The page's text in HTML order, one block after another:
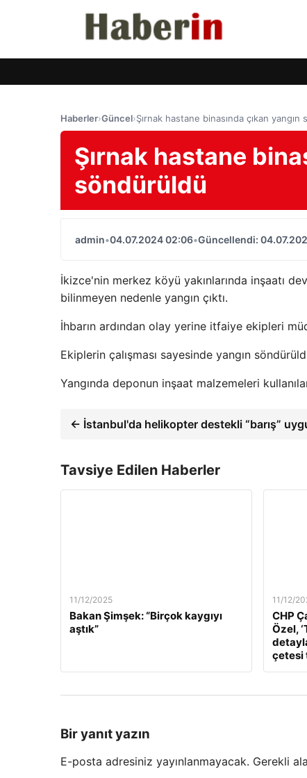
Haberler›Güncel›Şırnak hastane binasında çıkan yangın
Şırnak hastane
söndürüldü
admin•04.07.2024 02:06•Güncellendi:
İkizce'nin merkez köyü yakınlarında inşaatı
bilinmeyen nedenle yangın çıktı.
İhbarın ardından olay yerine itfaiye ekipleri
Ekiplerin çalışması sayesinde yangın
Yangında deponun inşaat malzemeleri
← İstanbul'da helikopter destekli “barış”
Tavsiye Edilen Haberler
11/12/2025
Bakan Şimşek: “Birçok kaygıyı
aştık”
11/12/
CHP
Özel,
çetesi
Bir yanıt yazın
E-posta adresiniz yayınlanmayacak. Gerekli